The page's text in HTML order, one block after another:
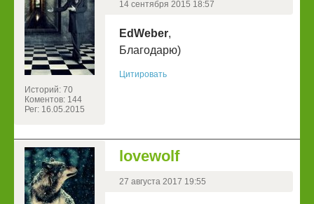
Историй: 70
Коментов: 144
Рег: 16.05.2015
14 сентября 2015 18:57
EdWeber,
Благодарю)
Цитировать
lovewolf
27 августа 2017 19:55